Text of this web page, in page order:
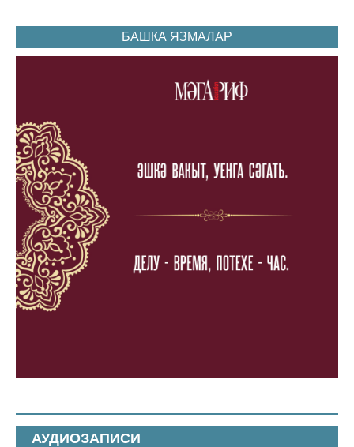
БАШКА ЯЗМАЛАР
АУДИОЗАПИСИ